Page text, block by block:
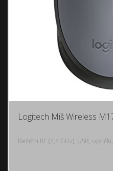
Logitech Miš Wireless
Bežični RF (2,4 GHz), USB,